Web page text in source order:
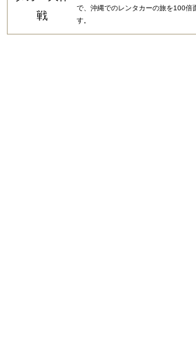
で、沖縄でのレンタカーの旅を100倍
す。